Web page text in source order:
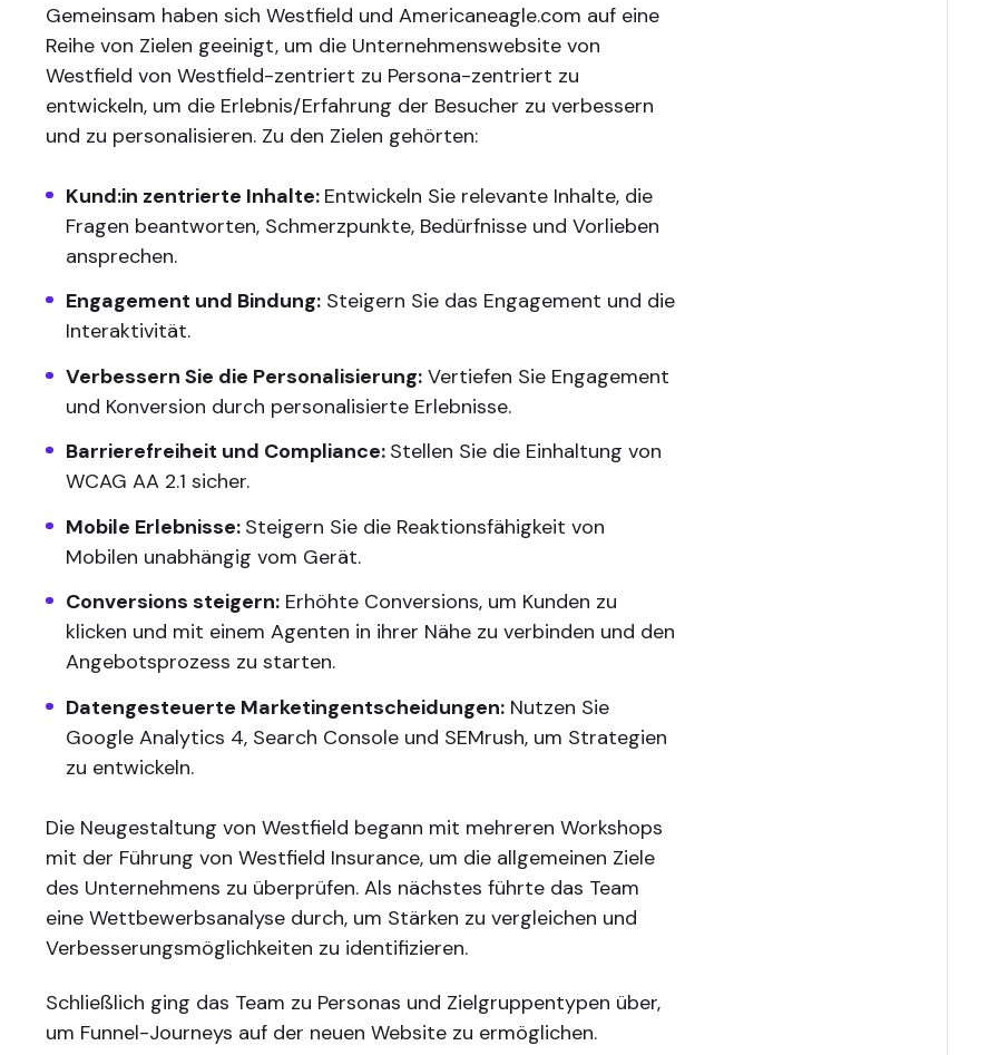
Gemeinsam haben sich Westfield und Americaneagle.com auf eine
Reihe von Zielen geeinigt, um die Unternehmenswebsite von
Westfield von Westfield-zentriert zu Persona-zentriert zu
entwickeln, um die Erlebnis/Erfahrung der Besucher zu verbessern
und zu personalisieren. Zu den Zielen gehörten:
Kund:in zentrierte Inhalte: Entwickeln Sie relevante Inhalte, die
Fragen beantworten, Schmerzpunkte, Bedürfnisse und Vorlieben
ansprechen.
Engagement und Bindung: Steigern Sie das Engagement und die
Interaktivität.
Verbessern Sie die Personalisierung: Vertiefen Sie Engagement
und Konversion durch personalisierte Erlebnisse.
Barrierefreiheit und Compliance: Stellen Sie die Einhaltung von
WCAG AA 2.1 sicher.
Mobile Erlebnisse: Steigern Sie die Reaktionsfähigkeit von
Mobilen unabhängig vom Gerät.
Conversions steigern: Erhöhte Conversions, um Kunden zu
klicken und mit einem Agenten in ihrer Nähe zu verbinden und den
Angebotsprozess zu starten.
Datengesteuerte Marketingentscheidungen: Nutzen Sie
Google Analytics 4, Search Console und SEMrush, um Strategien
zu entwickeln.
Die Neugestaltung von Westfield begann mit mehreren Workshops
mit der Führung von Westfield Insurance, um die allgemeinen Ziele
des Unternehmens zu überprüfen. Als nächstes führte das Team
eine Wettbewerbsanalyse durch, um Stärken zu vergleichen und
Verbesserungsmöglichkeiten zu identifizieren.
Schließlich ging das Team zu Personas und Zielgruppentypen über,
um Funnel-Journeys auf der neuen Website zu ermöglichen.